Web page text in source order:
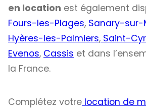
en location est également
Fours-les-Plages, Sanary-sur-
Hyères-les-Palmiers, Saint-
Evenos, Cassis et dans
la France.
Complétez votre location de